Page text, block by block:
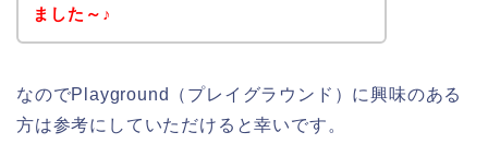
ました～♪
なのでPlayground（プレイグラウンド）に興味のある
方は参考にしていただけると幸いです。